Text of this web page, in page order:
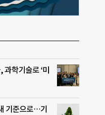
학기술로 ‘미
기준으로…기